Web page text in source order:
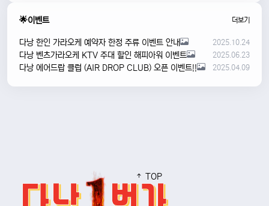
🌟이벤트 더보기
다낭 한인 가라오케 예약자 한정 주류 이벤트 안내 2025.10.24
다낭 벤츠가라오케 KTV 주대 할인 해피아워 이벤트 2025.06.23
다낭 에어드랍 클럽 (AIR DROP CLUB) 오픈 이벤트!! 2025.04.09
TOP